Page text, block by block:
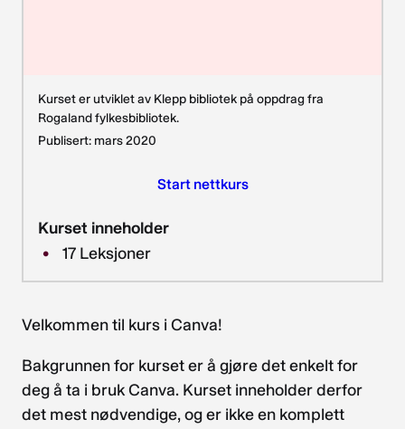
Kurset er utviklet av Klepp bibliotek på oppdrag fra
Rogaland fylkesbibliotek.
Publisert: mars 2020
Start nettkurs
Kurset inneholder
17 Leksjoner
Velkommen til kurs i Canva!
Bakgrunnen for kurset er å gjøre det enkelt for
deg å ta i bruk Canva. Kurset inneholder derfor
det mest nødvendige, og er ikke en komplett